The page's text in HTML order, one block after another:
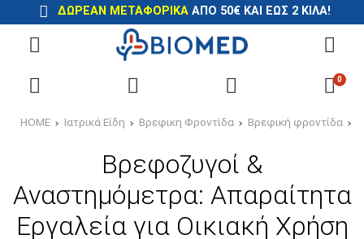
ΔΩΡΕΑΝ ΜΕΤΑΦΟΡΙΚΑΑΠΟ 50€ ΚΑΙ ΕΩΣ 2 ΚΙΛΑ!
0
HOME Ιατρικά Είδη Βρεφικη Φροντίδα Βρεφική φροντίδα
Βρεφοζυγοί &
Αναστημόμετρα: Απαραίτητα
Εργαλεία για Οικιακή Χρήση